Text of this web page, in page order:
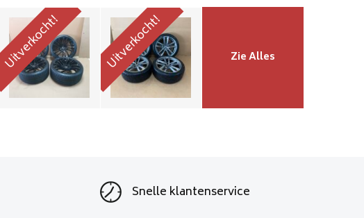
Uitverkocht! Uitverkocht! Zie Alles
Snelle klantenservice